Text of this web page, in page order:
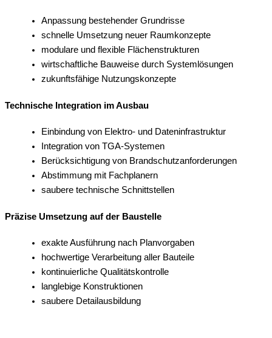
Anpassung bestehender Grundrisse
schnelle Umsetzung neuer Raumkonzepte
modulare und flexible Flächenstrukturen
wirtschaftliche Bauweise durch Systemlösungen
zukunftsfähige Nutzungskonzepte
Technische Integration im Ausbau
Einbindung von Elektro- und Dateninfrastruktur
Integration von TGA-Systemen
Berücksichtigung von Brandschutzanforderungen
Abstimmung mit Fachplanern
saubere technische Schnittstellen
Präzise Umsetzung auf der Baustelle
exakte Ausführung nach Planvorgaben
hochwertige Verarbeitung aller Bauteile
kontinuierliche Qualitätskontrolle
langlebige Konstruktionen
saubere Detailausbildung